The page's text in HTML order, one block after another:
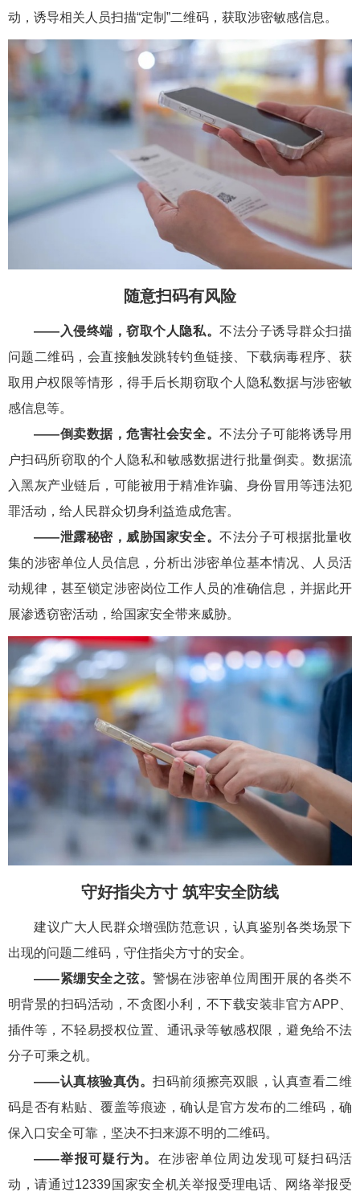
动，诱导相关人员扫描“定制”二维码，获取涉密敏感信息。
随意扫码有风险
——入侵终端，窃取个人隐私。不法分子诱导群众扫描
问题二维码，会直接触发跳转钓鱼链接、下载病毒程序、获
取用户权限等情形，得手后长期窃取个人隐私数据与涉密敏
感信息等。
——倒卖数据，危害社会安全。不法分子可能将诱导用
户扫码所窃取的个人隐私和敏感数据进行批量倒卖。数据流
入黑灰产业链后，可能被用于精准诈骗、身份冒用等违法犯
罪活动，给人民群众切身利益造成危害。
——泄露秘密，威胁国家安全。不法分子可根据批量收
集的涉密单位人员信息，分析出涉密单位基本情况、人员活
动规律，甚至锁定涉密岗位工作人员的准确信息，并据此开
展渗透窃密活动，给国家安全带来威胁。
守好指尖方寸 筑牢安全防线
建议广大人民群众增强防范意识，认真鉴别各类场景下
出现的问题二维码，守住指尖方寸的安全。
——紧绷安全之弦。警惕在涉密单位周围开展的各类不
明背景的扫码活动，不贪图小利，不下载安装非官方APP、
插件等，不轻易授权位置、通讯录等敏感权限，避免给不法
分子可乘之机。
——认真核验真伪。扫码前须擦亮双眼，认真查看二维
码是否有粘贴、覆盖等痕迹，确认是官方发布的二维码，确
保入口安全可靠，坚决不扫来源不明的二维码。
——举报可疑行为。 在涉密单位周边发现可疑扫码活
动，请通过12339国家安全机关举报受理电话、网络举报受